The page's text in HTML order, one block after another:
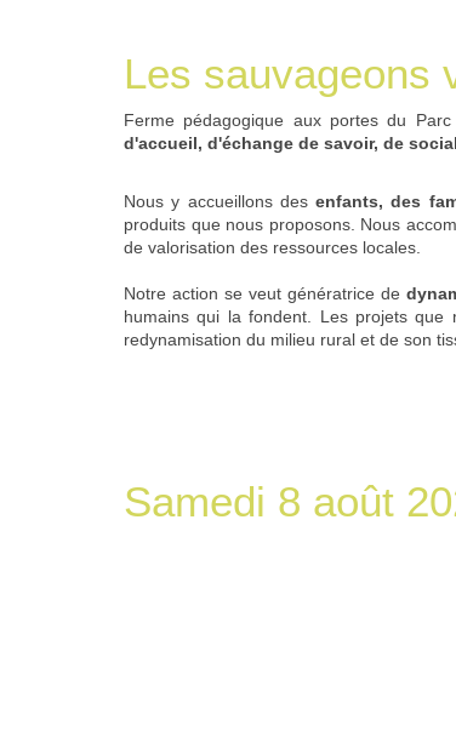
Les sauvageons
Ferme pédagogique aux portes du
d'accueil, d'échange de savoir, de
Nous y accueillons desenfants, des
produits que nous proposons. Nous
de valorisation des ressources locales.
Notre action se veut génératrice de
humains qui la fondent. Les projets que
redynamisation du milieu rural et de son
Samedi 8 août